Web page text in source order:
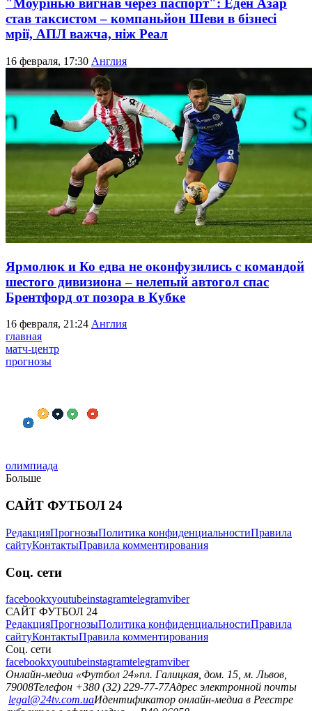
"Моурінью вигнав через паспорт": Еден Азар
став таксистом – компаньйон Шеви в бізнесі
мрії, АПЛ важча, ніж Реал
16 февраля, 17:30 Англия
Ярмолюк и Ко едва не оконфузились с командой
шестого дивизиона – нелепый автогол спас
Брентфорд от позора в Кубке
16 февраля, 21:24 Англия
главная
матч-центр
прогнозы
олимпиада
Больше
САЙТ ФУТБОЛ 24
РедакцияПрогнозыПолитика конфиденциальностиПравила
сайтуКонтактыПравила комментирования
Соц. сети
facebookxyoutubeinstagramtelegramviber
САЙТ ФУТБОЛ 24
РедакцияПрогнозыПолитика конфиденциальностиПравила
сайтуКонтактыПравила комментирования
Соц. сети
facebookxyoutubeinstagramtelegramviber
Онлайн-медиа «Футбол 24»пл. Галицкая, дом. 15, м. Львов,
79008Телефон +380 (32) 229-77-77Адрес электронной почты
legal@24tv.com.uaИдентификатор онлайн-медиа в Реестре